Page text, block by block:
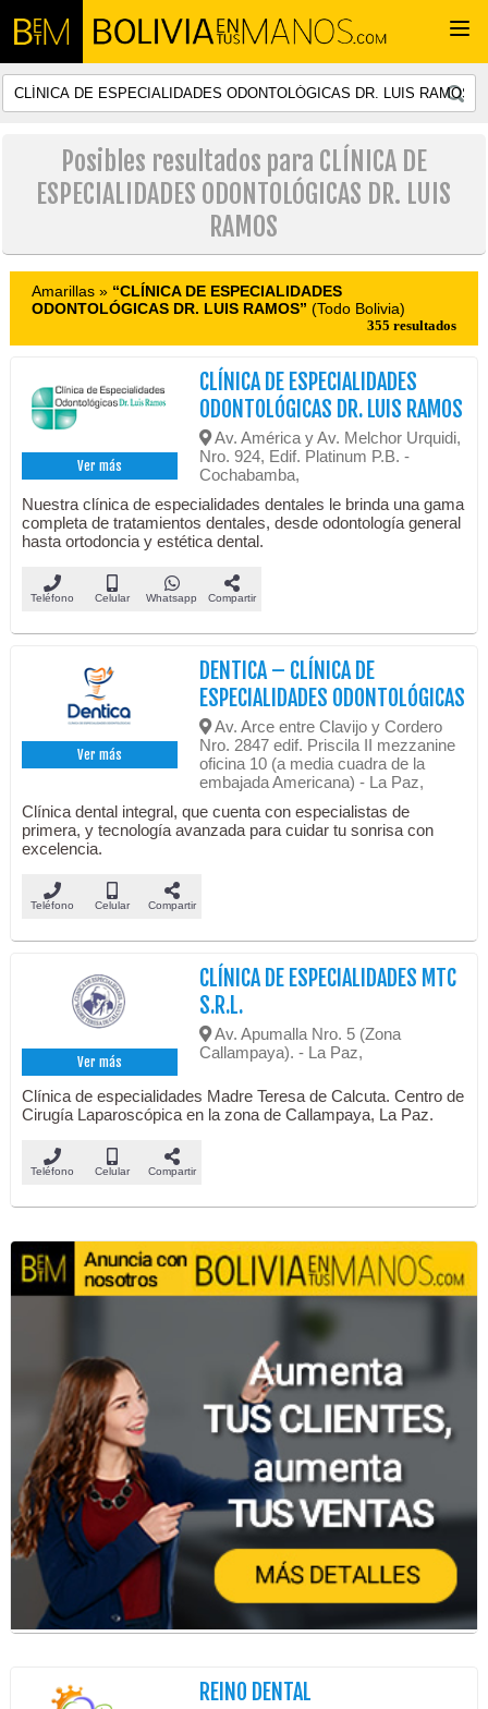
Posibles resultados para CLÍNICA DE
ESPECIALIDADES ODONTOLÓGICAS DR. LUIS
RAMOS
Amarillas » “CLÍNICA DE ESPECIALIDADES
ODONTOLÓGICAS DR. LUIS RAMOS” (Todo Bolivia)
355 resultados
Ver más
CLÍNICA DE ESPECIALIDADES
ODONTOLÓGICAS DR. LUIS RAMOS
Av. América y Av. Melchor Urquidi,
Nro. 924, Edif. Platinum P.B. -
Cochabamba,
Nuestra clínica de especialidades dentales le brinda una gama
completa de tratamientos dentales, desde odontología general
hasta ortodoncia y estética dental.
Teléfono Celular Whatsapp Compartir
Ver más
DENTICA – CLÍNICA DE
ESPECIALIDADES ODONTOLÓGICAS
Av. Arce entre Clavijo y Cordero
Nro. 2847 edif. Priscila II mezzanine
oficina 10 (a media cuadra de la
embajada Americana) - La Paz,
Clínica dental integral, que cuenta con especialistas de
primera, y tecnología avanzada para cuidar tu sonrisa con
excelencia.
Teléfono Celular Compartir
Ver más
CLÍNICA DE ESPECIALIDADES MTC
S.R.L.
Av. Apumalla Nro. 5 (Zona
Callampaya). - La Paz,
Clínica de especialidades Madre Teresa de Calcuta. Centro de
Cirugía Laparoscópica en la zona de Callampaya, La Paz.
Teléfono Celular Compartir
REINO DENTAL